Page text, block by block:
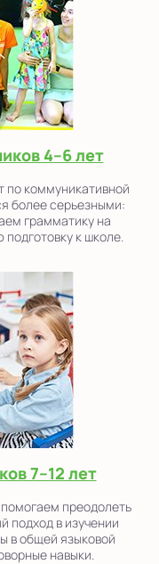
4–6 лет
по коммуникативной
более серьезными:
грамматику на
к школе.
7–12 лет
преодолеть
подход в изучении
в общей языковой
навыки.